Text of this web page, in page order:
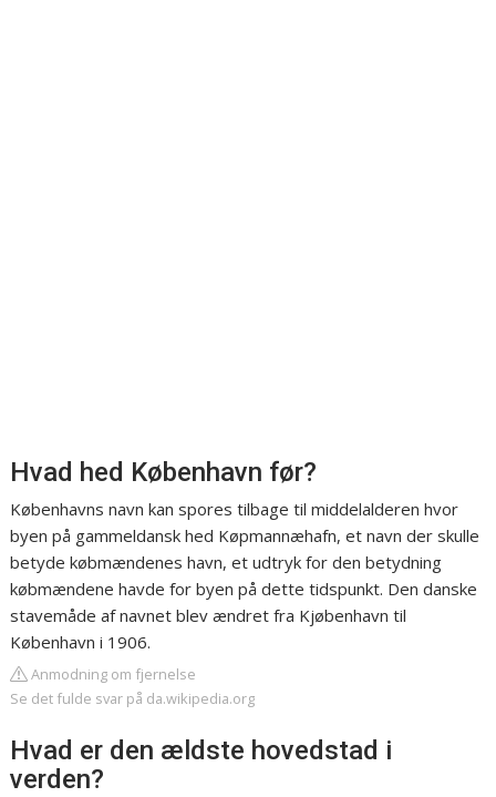
Hvad hed København før?
Københavns navn kan spores tilbage til middelalderen hvor
byen på gammeldansk hed Køpmannæhafn, et navn der skulle
betyde købmændenes havn, et udtryk for den betydning
købmændene havde for byen på dette tidspunkt. Den danske
stavemåde af navnet blev ændret fra Kjøbenhavn til
København i 1906.
Anmodning om fjernelse
Se det fulde svar på da.wikipedia.org
Hvad er den ældste hovedstad i
verden?